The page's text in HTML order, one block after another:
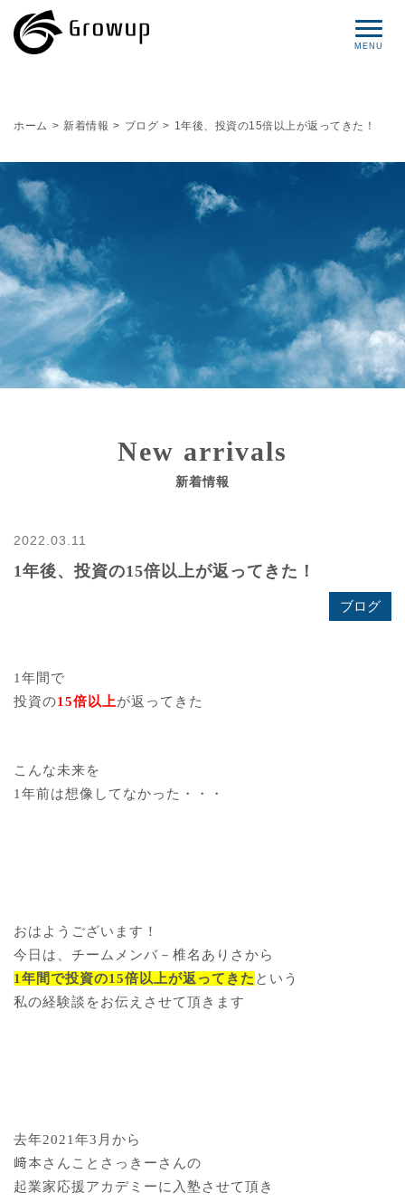
サービス
ブログ
お問い合わせ
ホーム > 新着情報 > ブログ > 1年後、投資の15倍以上が返ってきた！
New arrivals
新着情報
2022.03.11
1年後、投資の15倍以上が返ってきた！
ブログ
1年間で
投資の15倍以上が返ってきた
こんな未来を
1年前は想像してなかった・・・
おはようございます！
今日は、チームメンバ－椎名ありさから
1年間で投資の15倍以上が返ってきた という
私の経験談をお伝えさせて頂きます
去年2021年3月から
﨑本さんことさっきーさんの
起業家応援アカデミーに入塾させて頂き